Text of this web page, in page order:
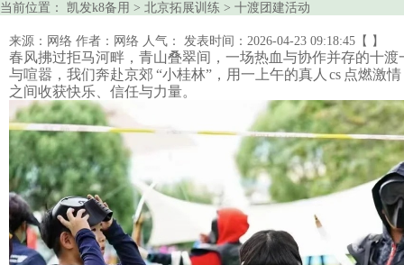
当前位置： 凯发k8备用 > 北京拓展训练 > 十渡团建活动
来源：网络 作者：网络 人气： 发表时间：2026-04-23 09:18:45【 】
春风拂过拒马河畔，青山叠翠间，一场热血与协作并存的十渡
与喧嚣，我们奔赴京郊 “小桂林”，用一上午的真人 cs 点燃激
之间收获快乐、信任与力量。